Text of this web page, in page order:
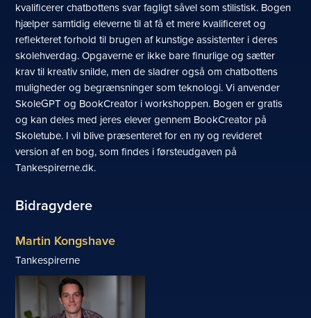
kvalificerer chatbottens svar fagligt såvel som stilistisk. Bogen
hjælper samtidig eleverne til at få et mere kvalificeret og
reflekteret forhold til brugen af kunstige assistenter i deres
skolehverdag. Opgaverne er ikke bare finurlige og sætter
krav til kreativ snilde, men de sladrer også om chatbottens
muligheder og begrænsninger som teknologi. Vi anvender
SkoleGPT og BookCreator i workshoppen. Bogen er gratis
og kan deles med jeres elever gennem BookCreator på
Skoletube. I vil blive præsenteret for en ny og revideret
version af en bog, som findes i førsteudgaven på
Tankespirerne.dk.
Bidragydere
Martin Kongshave
Tankespirerne